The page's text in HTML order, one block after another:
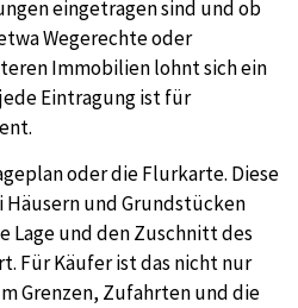
eingetragen sind und ob
Wegerechte oder
Immobilien lohnt sich ein
Eintragung ist für
oder die Flurkarte. Diese
und Grundstücken
Lage und den Zuschnitt des
Für Käufer ist das nicht nur
Grenzen, Zufahrten und die